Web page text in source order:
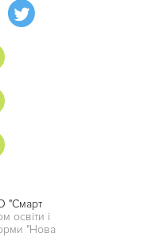
"Смарт
освіти і
"Нова